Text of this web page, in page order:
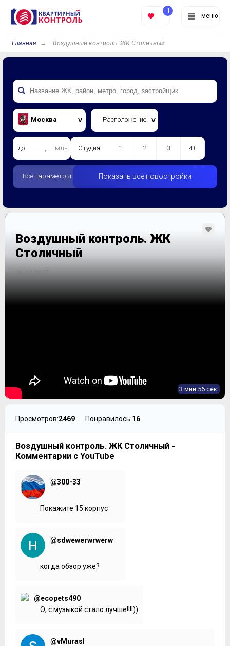
меню
1
Главная Воздушный контроль. ЖК Столичный
Москва Расположение
до млн. Студия 1 2 3 4+
Все параметры Показать все новостройки
Воздушный контроль. ЖК
Столичный
3 мин.56 сек.
Просмотров:2469 Понравилось:16
Воздушный контроль. ЖК Столичный -
Комментарии с YouTube
@300-33
Покажите 15 корпус
@sdwewerwrwerw
когда обзор уже?
@ecopets490
О, с музыкой стало лучше!!!!))
@vMurasl